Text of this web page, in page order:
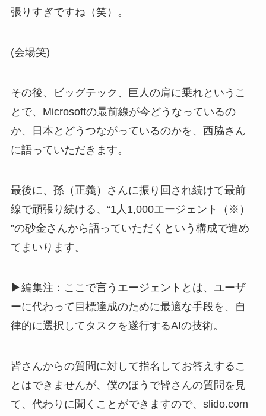
張りすぎですね（笑）。
(会場笑)
その後、ビッグテック、巨人の肩に乗れというこ
とで、Microsoftの最前線が今どうなっているの
か、日本とどうつながっているのかを、西脇さん
に語っていただきます。
最後に、孫（正義）さんに振り回され続けて最前
線で頑張り続ける、“1人1,000エージェント（※）
”の砂金さんから語っていただくという構成で進め
てまいります。
▶編集注：ここで言うエージェントとは、ユーザ
ーに代わって目標達成のために最適な手段を、自
律的に選択してタスクを遂行するAIの技術。
皆さんからの質問に対して指名してお答えするこ
とはできませんが、僕のほうで皆さんの質問を見
て、代わりに聞くことができますので、slido.com